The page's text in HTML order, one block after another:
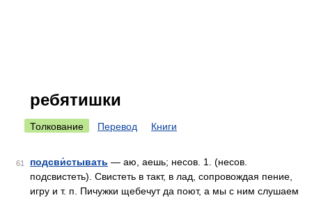
ребятишки
Толкование Перевод Книги
61 подсви́стывать — аю, аешь; несов. 1. (несов.
подсвистеть). Свистеть в такт, в лад, сопровождая пение,
игру и т. п. Пичужки щебечут да поют, а мы с ним слушаем